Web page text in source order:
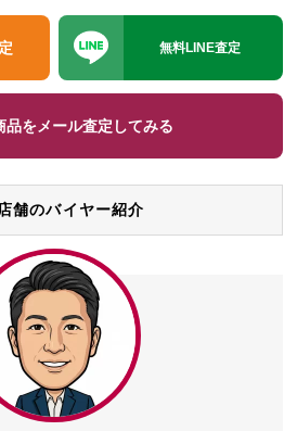
無料LINE査定
品をメール査定してみる
舗のバイヤー紹介